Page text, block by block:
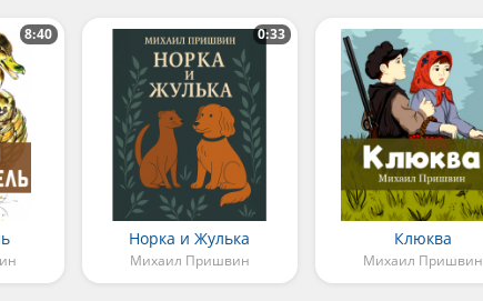
8:40
Норка и Жулька
Михаил Пришвин
0:33
Клюква
Михаил Пришвин